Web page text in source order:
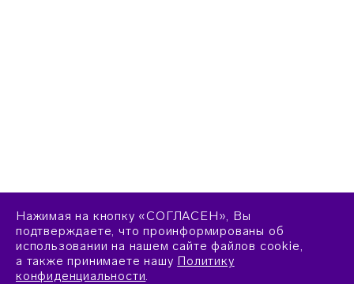
Нажимая на кнопку «СОГЛАСЕН», Вы
подтверждаете, что проинформированы об
использовании на нашем сайте файлов cookie,
а также принимаете нашу Политику
конфиденциальности.